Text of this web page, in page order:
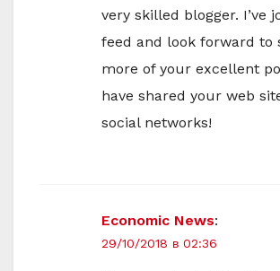
very skilled blogger. I’ve
feed and look forward to
more of your excellent
have shared your web
social networks!
Economic News:
29/10/2018 в 02:36